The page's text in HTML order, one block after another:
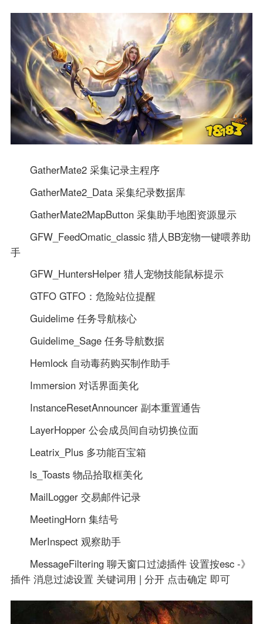
GatherMate2 采集记录主程序
GatherMate2_Data 采集纪录数据库
GatherMate2MapButton 采集助手地图资源显示
GFW_FeedOmatic_classic 猎人BB宠物一键喂养助
手
GFW_HuntersHelper 猎人宠物技能鼠标提示
GTFO GTFO：危险站位提醒
Guidelime 任务导航核心
Guidelime_Sage 任务导航数据
Hemlock 自动毒药购买制作助手
Immersion 对话界面美化
InstanceResetAnnouncer 副本重置通告
LayerHopper 公会成员间自动切换位面
Leatrix_Plus 多功能百宝箱
ls_Toasts 物品拾取框美化
MailLogger 交易邮件记录
MeetingHorn 集结号
MerInspect 观察助手
MessageFiltering 聊天窗口过滤插件 设置按esc -》
插件 消息过滤设置 关键词用 | 分开 点击确定 即可